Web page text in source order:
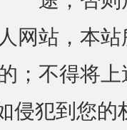
网站，本
；不得将
侵犯到您的